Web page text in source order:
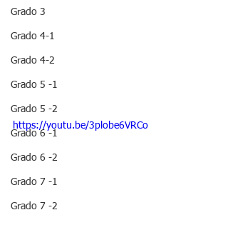
Grado 3
Grado 4-1
Grado 4-2
Grado 5 -1
Grado 5 -2
Grado 6 -1
Grado 6 -2
Grado 7 -1
Grado 7 -2
https://youtu.be/3plobe6VRCo